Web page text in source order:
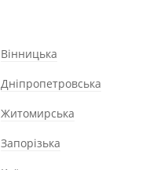
Вінницька
Дніпропетровська
Житомирська
Запорізька